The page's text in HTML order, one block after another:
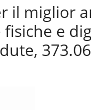
il miglior
e